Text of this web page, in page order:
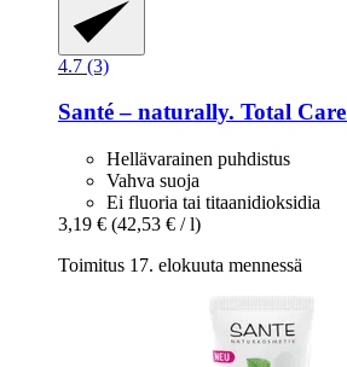
4.7 (3)
Santé – naturally. Total
Hellävarainen puhdistus
Vahva suoja
Ei fluoria tai titaanidioksidia
3,19 € (42,53 € / l)
Toimitus 17. elokuuta mennessä